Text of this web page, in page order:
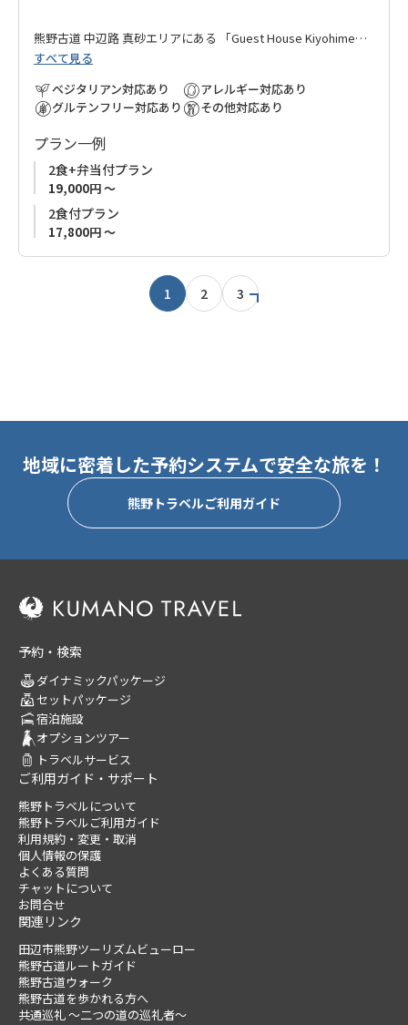
熊野古道 中辺路 真砂エリアにある 「Guest House Kiyohime」
オーナーが運営する別館です。
「Guest House Kiyohime 」 本館からは徒歩1分の好立地、団体
など大人数で本館・別館に分かれてのご宿泊にも対応可能。
熊野古道歩きのお客様だけでなく、長期滞在の方にも安心して
ご宿泊いただけるよう、お食事の提供はもちろん、ご希望のお
客様は共用キッチンもご利用いただけます。
◆ご予約をご検討のお客様へ◆
すべて見る
ベジタリアン対応あり
グルテンフリー対応あり
アレルギー対応あり
その他対応あり
プラン一例
2食+弁当付プラン
19,000円 ～
2食付プラン
17,800円 ～
1 2 3
地域に密着した予約システムで安全な旅を！
熊野トラベルご利用ガイド
予約・検索
ダイナミックパッケージ
セットパッケージ
宿泊施設
オプションツアー
トラベルサービス
ご利用ガイド・サポート
熊野トラベルについて
熊野トラベルご利用ガイド
利用規約・変更・取消
個人情報の保護
よくある質問
チャットについて
お問合せ
関連リンク
田辺市熊野ツーリズムビューロー
熊野古道ルートガイド
熊野古道ウォーク
熊野古道を歩かれる方へ
共通巡礼 ～二つの道の巡礼者～